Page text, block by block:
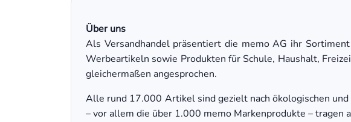
Über uns
Als Versandhandel präsentiert die memo AG ihr
Werbeartikeln sowie Produkten für Schule, Haushalt,
gleichermaßen angesprochen.
Alle rund 17.000 Artikel sind gezielt nach ökologischen
– vor allem die über 1.000 memo Markenprodukte –